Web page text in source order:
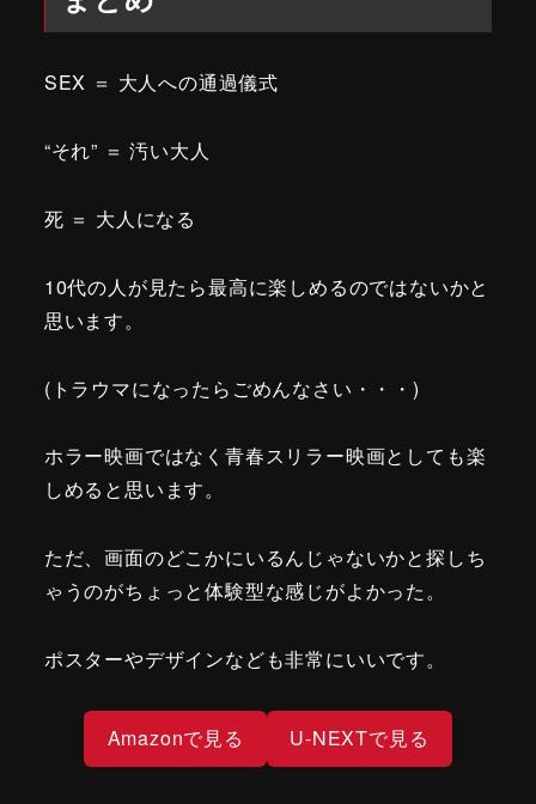
SEX ＝ 大人への通過儀式
“それ” ＝ 汚い大人
死 ＝ 大人になる
10代の人が見たら最高に楽しめるのではないかと
思います。
(トラウマになったらごめんなさい・・・)
ホラー映画ではなく青春スリラー映画としても楽
しめると思います。
ただ、画面のどこかにいるんじゃないかと探しち
ゃうのがちょっと体験型な感じがよかった。
ポスターやデザインなども非常にいいです。
Amazonで見る U-NEXTで見る